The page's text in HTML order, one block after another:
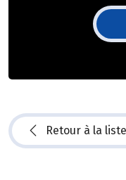
Retour à la liste